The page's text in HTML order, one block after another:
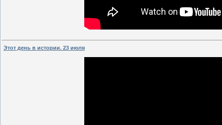
Этот день в истории. 23 июля